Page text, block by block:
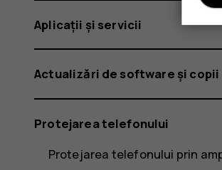
Aplicații și servicii
Actualizări de software și copii
Protejarea telefonului
Protejarea telefonului prin